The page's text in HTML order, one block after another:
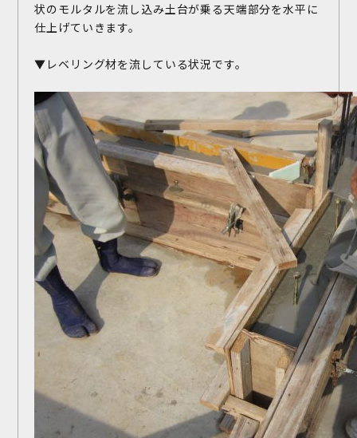
状のモルタルを流し込み土台が乗る天端部分を水平に
仕上げていきます。
▼レベリング材を流している状況です。